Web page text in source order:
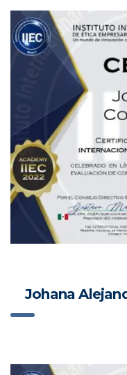
Johana